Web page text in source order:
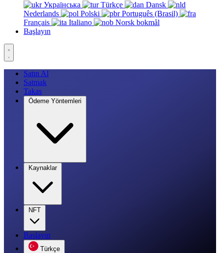
Українська
Türkçe
Dansk
Nederlands
Polski
Português (Brasil)
Français
Italiano
Norsk bokmål
Başlayın
Satın Al
Satmak
Takas
Ödeme Yöntemleri
Kaynaklar
NFT
Başlayın
Türkçe